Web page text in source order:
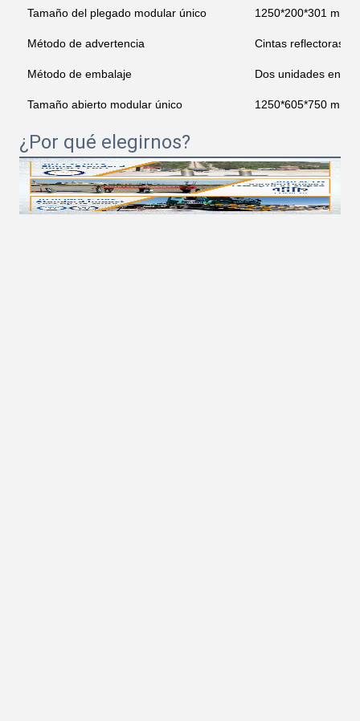
Tamaño del plegado modular único 1250*200*301 mm
Método de advertencia Cintas reflectoras
Método de embalaje Dos unidades en
Tamaño abierto modular único 1250*605*750 mm
¿Por qué elegirnos?